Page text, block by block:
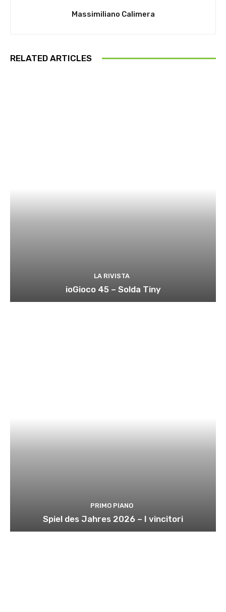
Massimiliano Calimera
RELATED ARTICLES
LA RIVISTA
ioGioco 45 – Solda Tiny
PRIMO PIANO
Spiel des Jahres 2026 – I vincitori